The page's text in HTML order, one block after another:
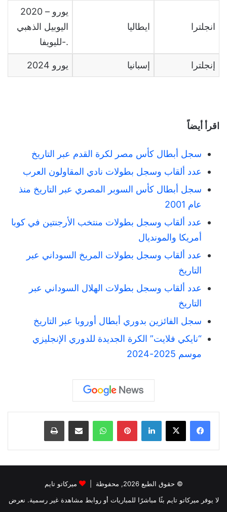
2020 يورو –
اليوبيل الذهبي
لليويفا-.
ايطاليا انجلترا
2024 يورو إسبانيا إنجلترا
اقرأ أيضاً
سجل أبطال كأس مصر لكرة القدم عبر التاريخ
عدد ألقاب وسجل بطولات نادي المقاولون العرب
سجل أبطال كأس السوبر المصري عبر التاريخ منذ
عام 2001
عدد ألقاب وسجل بطولات منتخب الأرجنتين في كوبا
أمريكا والمونديال
عدد ألقاب وسجل بطولات المريخ السوداني عبر
التاريخ
عدد ألقاب وسجل بطولات الهلال السوداني عبر
التاريخ
سجل الفائزين بدوري أبطال أوروبا عبر التاريخ
“نايكي فلايت” الكرة الجديدة للدوري الإنجليزي
موسم 2025-2024
لينكدإن بينتيريست واتساب
© حقوق الطبع 2026, محفوظة |
ميركاتو تايم
لا يوفر ميركاتو تايم بثًا مباشرًا للمباريات أو روابط مشاهدة غير رسمية. نعرض